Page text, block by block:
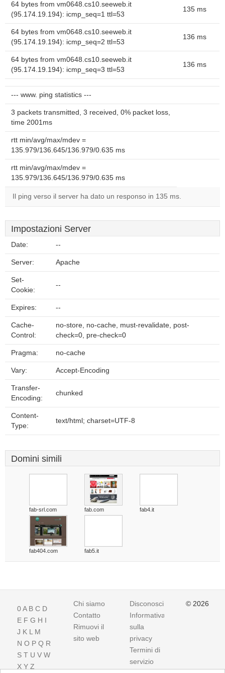
64 bytes from vm0648.cs10.seeweb.it
(95.174.19.194): icmp_seq=1 ttl=53
135 ms
64 bytes from vm0648.cs10.seeweb.it
(95.174.19.194): icmp_seq=2 ttl=53
136 ms
64 bytes from vm0648.cs10.seeweb.it
(95.174.19.194): icmp_seq=3 ttl=53
136 ms
--- www. ping statistics ---
3 packets transmitted, 3 received, 0% packet loss,
time 2001ms
rtt min/avg/max/mdev =
135.979/136.645/136.979/0.635 ms
rtt min/avg/max/mdev =
135.979/136.645/136.979/0.635 ms
Il ping verso il server ha dato un responso in 135 ms.
Impostazioni Server
Date: --
Server: Apache
Set-
Cookie:
--
Expires: --
Cache-
Control:
no-store, no-cache, must-revalidate, post-
check=0, pre-check=0
Pragma: no-cache
Vary: Accept-Encoding
Transfer-
Encoding:
chunked
Content-
Type:
text/html; charset=UTF-8
Domini simili
fab-srl.com fab.com fab4.it
fab404.com fab5.it
0A B C D
E F G H I
J K L M
N O P Q R
S T U V W
X Y Z
Chi siamo
Contatto
Rimuovi il
sito web
Disconoscimento
Informativa
sulla
privacy
Termini di
servizio
© 2026